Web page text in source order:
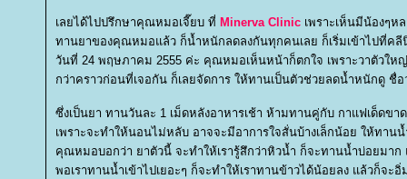
เลยได้ไปปรึกษาคุณหมอเจี๊ยบ ที่ Minerva Clinic เพราะเห็นมีน้องๆห
ทานยาของคุณหมอแล้ว ก็น้ำหนักลดลงกันทุกคนเลย ก็เริ่มเข้าไปที่คลี
วันที่ 24 พฤษภาคม 2555 ค่ะ คุณหมอเห็นหน้าก็ตกใจ เพราะวาตัวให
กว่าคราวก่อนที่เจอกัน ก็เลยจัดการ ให้ทานเป็นตัวช่วยลดน้ำหนักดู ชื่อ
ซึ่งเป็นยา ทานวันละ 1 เม็ดหลังอาหารเช้า ห้ามทานคู่กับ กาแฟเด็ดขาด
เพราะจะทำให้นอนไม่หลับ อาจจะมีอาการใจสั่นบ้างเล็กน้อย ให้ทา
คุณหมอบอกว่า ยาตัวนี้ จะทำให้เรารู้สึกว่าหิวน้ำ ก็จะทานน้ำบ่อยมา
พอเราทานน้ำเข้าไปเยอะๆ ก็จะทำให้เราทานข้าวได้น้อยลง แล้วก็จะอิ่